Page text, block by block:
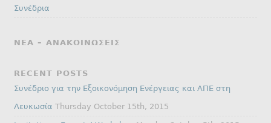
Συνέδρια
ΝΕΑ – ΑΝΑΚΟΙΝΩΣΕΙΣ
RECENT POSTS
Συνέδριο για την Εξοικονόμηση Ενέργειας και ΑΠΕ στη
Λευκωσία Thursday October 15th, 2015